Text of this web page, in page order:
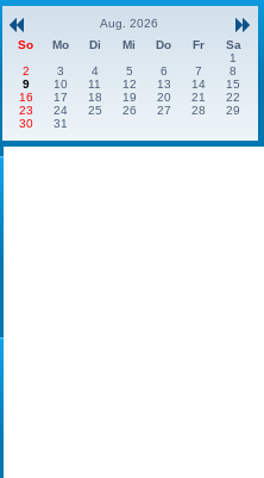
Aug. 2026
So
Mo Di Mi Do Fr
Sa
1
2
3 4 5 6 7
8
9
10 11 12 13 14
15
16
17 18 19 20 21
22
23
24 25 26 27 28
29
30
31